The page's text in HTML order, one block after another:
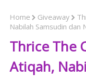
Home Giveaway
Nabilah Samsudin dan
Thrice The
Atiqah,